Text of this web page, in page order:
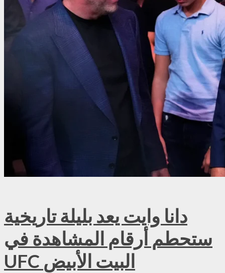
دانا وايت يعد بليلة تاريخية
ستحطم أرقام المشاهدة في
UFC البيت الأبيض